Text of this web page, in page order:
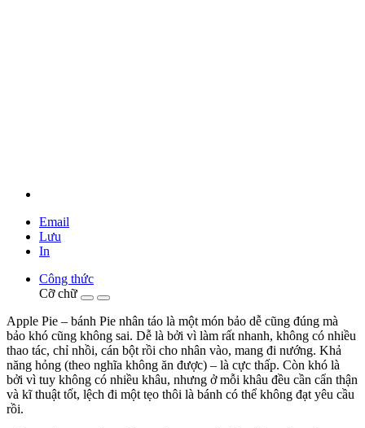
Email
Lưu
In
Công thức
Cỡ chữ
Apple Pie – bánh Pie nhân táo là một món bảo dễ cũng đúng mà
bảo khó cũng không sai. Dễ là bởi vì làm rất nhanh, không có nhiều
thao tác, chỉ nhồi, cán bột rồi cho nhân vào, mang đi nướng. Khả
năng hỏng (theo nghĩa không ăn được) – là cực thấp. Còn khó là
bởi vì tuy không có nhiều khâu, nhưng ở mỗi khâu đều cần cẩn thận
và kĩ thuật tốt, lệch đi một tẹo thôi là bánh có thể không đạt yêu cầu
rồi.